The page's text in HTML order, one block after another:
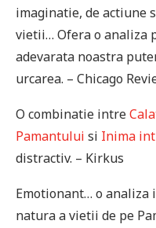
imaginatie, de actiune
vietii… Ofera o analiza
adevarata noastra
urcarea. – Chicago
O combinatie intre
Pamantului si Inima
distractiv. – Kirkus
Emotionant… o analiza
natura a vietii de pe